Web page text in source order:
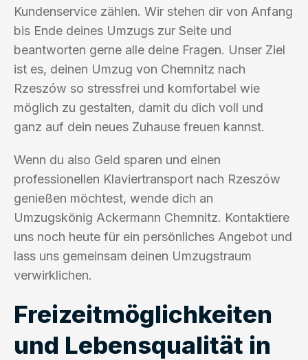
Kundenservice zählen. Wir stehen dir von Anfang
bis Ende deines Umzugs zur Seite und
beantworten gerne alle deine Fragen. Unser Ziel
ist es, deinen Umzug von Chemnitz nach
Rzeszów so stressfrei und komfortabel wie
möglich zu gestalten, damit du dich voll und
ganz auf dein neues Zuhause freuen kannst.
Wenn du also Geld sparen und einen
professionellen Klaviertransport nach Rzeszów
genießen möchtest, wende dich an
Umzugskönig Ackermann Chemnitz. Kontaktiere
uns noch heute für ein persönliches Angebot und
lass uns gemeinsam deinen Umzugstraum
verwirklichen.
Freizeitmöglichkeiten
und Lebensqualität in